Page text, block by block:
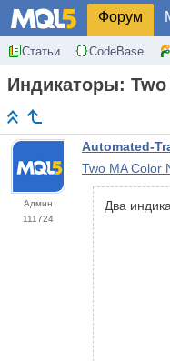
Форум
Статьи CodeBase
Индикаторы:
Админ
111724
Automated-
Two MA Color
Два